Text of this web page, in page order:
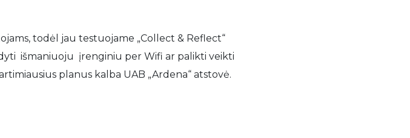
todėl jau testuojame „Collect & Reflect“
išmaniuoju įrenginiu per Wifi ar palikti veikti
planus kalba UAB „Ardena“ atstovė.